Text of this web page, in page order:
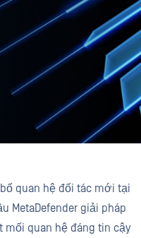
quan hệ đối tác mới tại
MetaDefender giải pháp
mối quan hệ đáng tin cậy